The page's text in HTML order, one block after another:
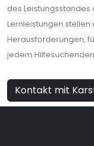
des
Lernleistungen
Herausforderungen,
jedem
Kontakt mit